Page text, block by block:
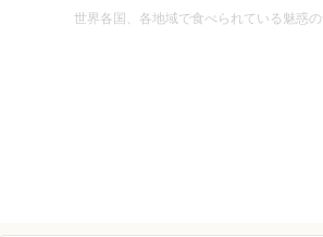
世界各国、各地域で食べられている魅惑